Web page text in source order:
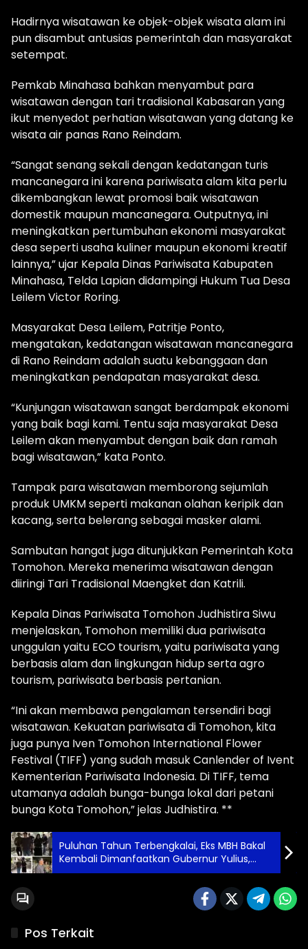
Hadirnya wisatawan ke objek-objek wisata alam ini
pun disambut antusias pemerintah dan masyarakat
setempat.
Pemkab Minahasa bahkan menyambut para
wisatawan dengan tari tradisional Kabasaran yang
ikut menyedot perhatian wisatawan yang datang ke
wisata air panas Rano Reindam.
“Sangat senang sekali dengan kedatangan turis
mancanegara ini karena pariwisata alam kita perlu
dikembangkan lewat promosi baik wisatawan
domestik maupun mancanegara. Outputnya, ini
meningkatkan pertumbuhan ekonomi masyarakat
desa seperti usaha kuliner maupun ekonomi kreatif
lainnya,” ujar Kepala Dinas Pariwisata Kabupaten
Minahasa, Telda Lapian didampingi Hukum Tua Desa
Leilem Victor Roring.
Masyarakat Desa Leilem, Patritje Ponto,
mengatakan, kedatangan wisatawan mancanegara
di Rano Reindam adalah suatu kebanggaan dan
meningkatkan pendapatan masyarakat desa.
“Kunjungan wisatawan sangat berdampak ekonomi
yang baik bagi kami. Tentu saja masyarakat Desa
Leilem akan menyambut dengan baik dan ramah
bagi wisatawan,” kata Ponto.
Tampak para wisatawan memborong sejumlah
produk UMKM seperti makanan olahan keripik dan
kacang, serta belerang sebagai masker alami.
Sambutan hangat juga ditunjukkan Pemerintah Kota
Tomohon. Mereka menerima wisatawan dengan
diiringi Tari Tradisional Maengket dan Katrili.
Kepala Dinas Pariwisata Tomohon Judhistira Siwu
menjelaskan, Tomohon memiliki dua pariwisata
unggulan yaitu ECO tourism, yaitu pariwisata yang
berbasis alam dan lingkungan hidup serta agro
tourism, pariwisata berbasis pertanian.
“Ini akan membawa pengalaman tersendiri bagi
wisatawan. Kekuatan pariwisata di Tomohon, kita
juga punya Iven Tomohon International Flower
Festival (TIFF) yang sudah masuk Canlender of Ivent
Kementerian Pariwisata Indonesia. Di TIFF, tema
utamanya adalah bunga-bunga lokal dari petani
bunga Kota Tomohon,” jelas Judhistira. **
Puluhan Tahun Terbengkalai, Eks MBH Bakal
Kembali Dimanfaatkan Gubernur Yulius,
“Tingkatkan Pariwisata Sulut”
Pos Terkait